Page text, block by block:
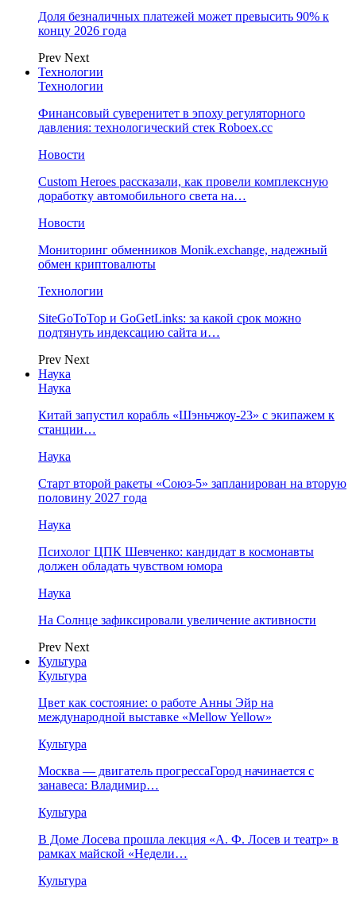
Доля безналичных платежей может превысить 90% к
концу 2026 года
Prev Next
Технологии
Технологии
Финансовый суверенитет в эпоху регуляторного
давления: технологический стек Roboex.cc
Новости
Custom Heroes рассказали, как провели комплексную
доработку автомобильного света на…
Новости
Мониторинг обменников Monik.exchange, надежный
обмен криптовалюты
Технологии
SiteGoToTop и GoGetLinks: за какой срок можно
подтянуть индексацию сайта и…
Prev Next
Наука
Наука
Китай запустил корабль «Шэньчжоу-23» с экипажем к
станции…
Наука
Старт второй ракеты «Союз-5» запланирован на вторую
половину 2027 года
Наука
Психолог ЦПК Шевченко: кандидат в космонавты
должен обладать чувством юмора
Наука
На Солнце зафиксировали увеличение активности
Prev Next
Культура
Культура
Цвет как состояние: о работе Анны Эйр на
международной выставке «Mellow Yellow»
Культура
Москва — двигатель прогрессаГород начинается с
занавеса: Владимир…
Культура
В Доме Лосева прошла лекция «А. Ф. Лосев и театр» в
рамках майской «Недели…
Культура